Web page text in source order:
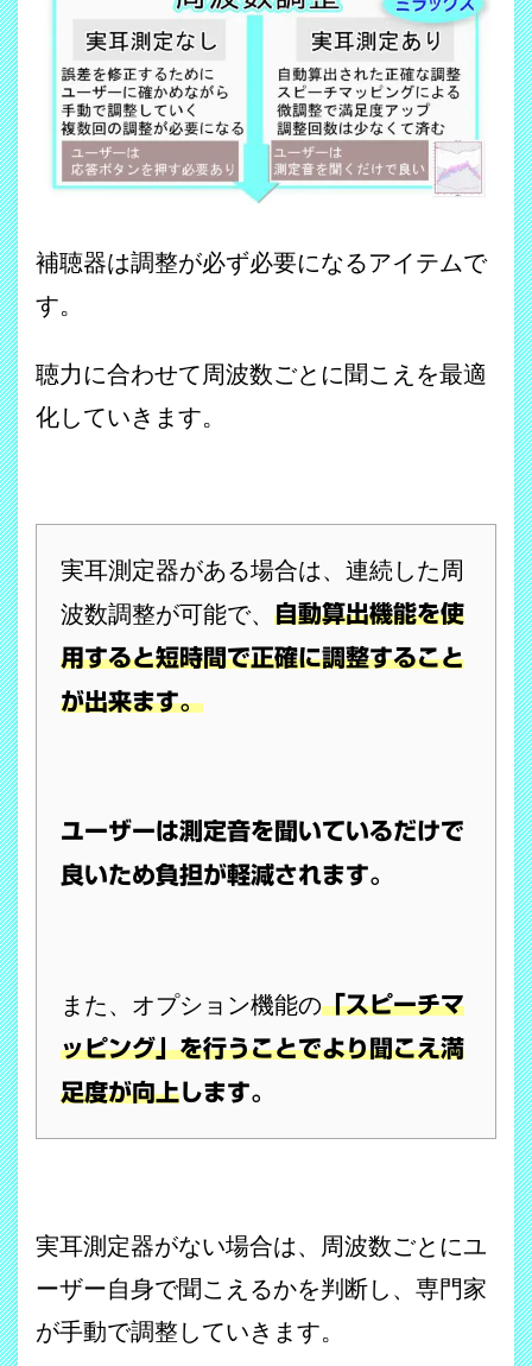
補聴器は調整が必ず必要になるアイテムで
す。
聴力に合わせて周波数ごとに聞こえを最適
化していきます。
実耳測定器がある場合は、連続した周
波数調整が可能で、 自動算出機能を使
用すると短時間で正確に調整すること
が出来ます。
ユーザーは測定音を聞いているだけで
良いため負担が軽減されます。
また、オプション機能の「スピーチマ
ッピング」を行うことでより聞こえ満
足度が向上します。
実耳測定器がない場合は、周波数ごとにユ
ーザー自身で聞こえるかを判断し、専門家
が手動で調整していきます。